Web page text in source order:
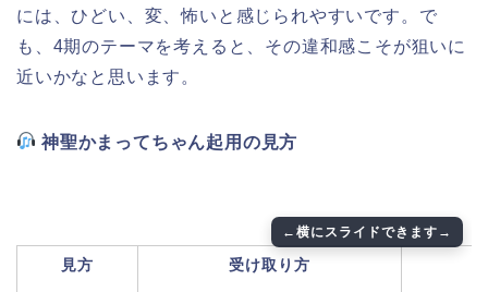
には、ひどい、変、怖いと感じられやすいです。で
も、4期のテーマを考えると、その違和感こそが狙いに
近いかなと思います。
神聖かまってちゃん起用の見方
見方 受け取り方